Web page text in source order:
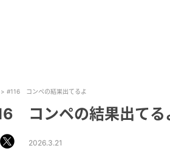
#116 コンペの結果出てるよ
コンペの結果出てる
2026.3.21